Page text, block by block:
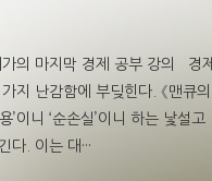
의 마지막 경제 공부 강의 경제
지 난감함에 부딪힌다. 《맨큐의
’이니 ‘순손실’이니 하는 낯설고
. 이는 대···